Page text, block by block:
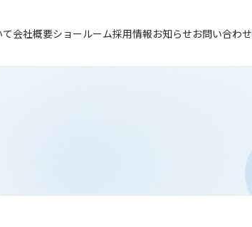
会社概要ショールーム採用情報お知らせお問い合わせ